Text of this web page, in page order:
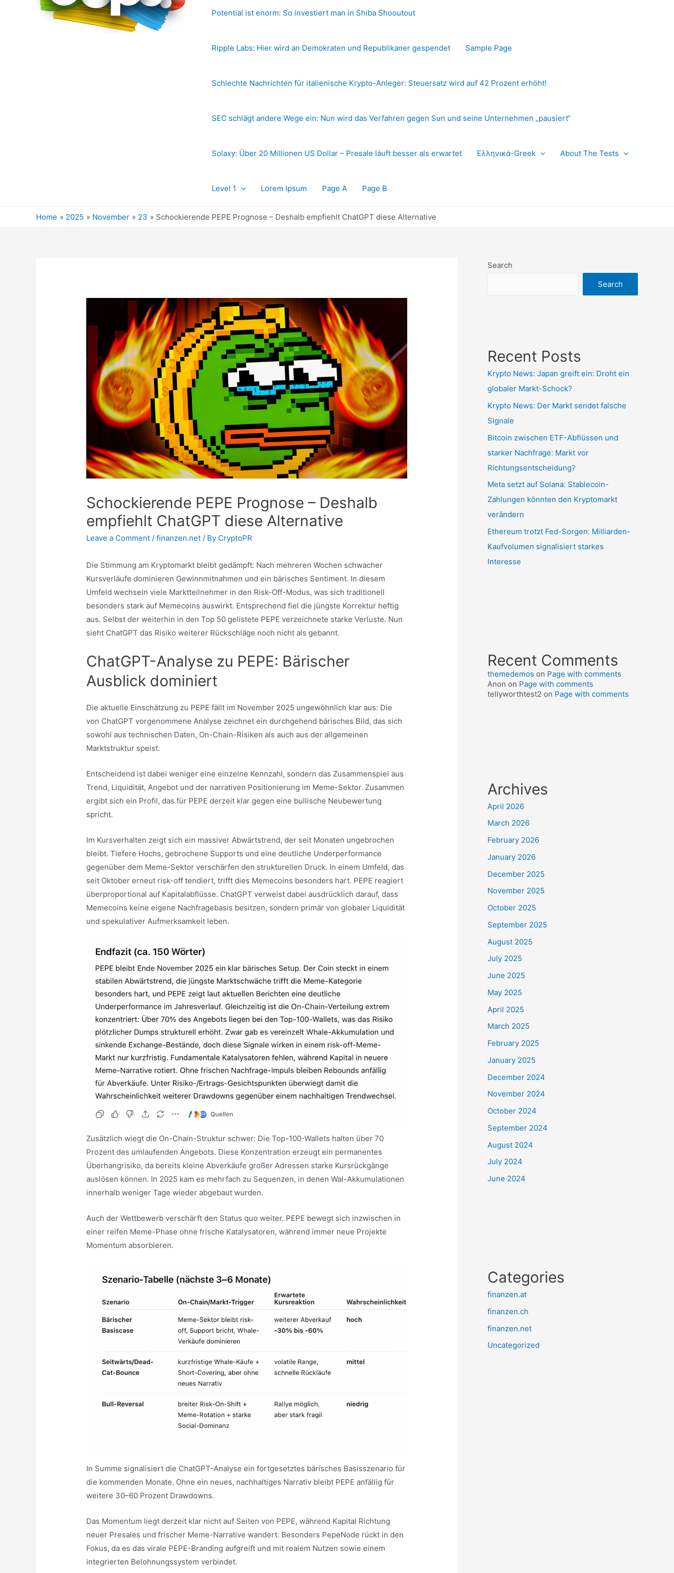
Potential ist enorm: So investiert man in Shiba Shooutout
Ripple Labs: Hier wird an Demokraten und Republikaner gespendet Sample Page
Schlechte Nachrichten für italienische Krypto-Anleger: Steuersatz wird auf 42 Prozent erhöht!
SEC schlägt andere Wege ein: Nun wird das Verfahren gegen Sun und seine Unternehmen „pausiert“
Solaxy: Über 20 Millionen US Dollar – Presale läuft besser als erwartet Ελληνικά-Greek About The Tests
Level 1 Lorem Ipsum Page A Page B
Home 2025 November 23 Schockierende PEPE Prognose – Deshalb empfiehlt ChatGPT diese Alternative
Schockierende PEPE Prognose – Deshalb
empfiehlt ChatGPT diese Alternative
Leave a Comment /finanzen.net / By CryptoPR
Die Stimmung am Kryptomarkt bleibt gedämpft: Nach mehreren Wochen schwacher
Kursverläufe dominieren Gewinnmitnahmen und ein bärisches Sentiment. In diesem
Umfeld wechseln viele Marktteilnehmer in den Risk-Off-Modus, was sich traditionell
besonders stark auf Memecoins auswirkt. Entsprechend fiel die jüngste Korrektur heftig
aus. Selbst der weiterhin in den Top 50 gelistete PEPE verzeichnete starke Verluste. Nun
sieht ChatGPT das Risiko weiterer Rückschläge noch nicht als gebannt.
ChatGPT-Analyse zu PEPE: Bärischer
Ausblick dominiert
Die aktuelle Einschätzung zu PEPE fällt im November 2025 ungewöhnlich klar aus: Die
von ChatGPT vorgenommene Analyse zeichnet ein durchgehend bärisches Bild, das sich
sowohl aus technischen Daten, On-Chain-Risiken als auch aus der allgemeinen
Marktstruktur speist.
Entscheidend ist dabei weniger eine einzelne Kennzahl, sondern das Zusammenspiel aus
Trend, Liquidität, Angebot und der narrativen Positionierung im Meme-Sektor. Zusammen
ergibt sich ein Profil, das für PEPE derzeit klar gegen eine bullische Neubewertung
spricht.
Im Kursverhalten zeigt sich ein massiver Abwärtstrend, der seit Monaten ungebrochen
bleibt. Tiefere Hochs, gebrochene Supports und eine deutliche Underperformance
gegenüber dem Meme-Sektor verschärfen den strukturellen Druck. In einem Umfeld, das
seit Oktober erneut risk-off tendiert, trifft dies Memecoins besonders hart. PEPE reagiert
überproportional auf Kapitalabflüsse. ChatGPT verweist dabei ausdrücklich darauf, dass
Memecoins keine eigene Nachfragebasis besitzen, sondern primär von globaler Liquidität
und spekulativer Aufmerksamkeit leben.
Zusätzlich wiegt die On-Chain-Struktur schwer: Die Top-100-Wallets halten über 70
Prozent des umlaufenden Angebots. Diese Konzentration erzeugt ein permanentes
Überhangrisiko, da bereits kleine Abverkäufe großer Adressen starke Kursrückgänge
auslösen können. In 2025 kam es mehrfach zu Sequenzen, in denen Wal-Akkumulationen
innerhalb weniger Tage wieder abgebaut wurden.
Auch der Wettbewerb verschärft den Status quo weiter. PEPE bewegt sich inzwischen in
einer reifen Meme-Phase ohne frische Katalysatoren, während immer neue Projekte
Momentum absorbieren.
In Summe signalisiert die ChatGPT-Analyse ein fortgesetztes bärisches Basisszenario für
die kommenden Monate. Ohne ein neues, nachhaltiges Narrativ bleibt PEPE anfällig für
weitere 30–60 Prozent Drawdowns.
Das Momentum liegt derzeit klar nicht auf Seiten von PEPE, während Kapital Richtung
neuer Presales und frischer Meme-Narrative wandert. Besonders PepeNode rückt in den
Fokus, da es das virale PEPE-Branding aufgreift und mit realem Nutzen sowie einem
integrierten Belohnungssystem verbindet.
Search
Search
Recent Posts
Krypto News: Japan greift ein: Droht ein
globaler Markt-Schock?
Krypto News: Der Markt sendet falsche
Signale
Bitcoin zwischen ETF-Abflüssen und
starker Nachfrage: Markt vor
Richtungsentscheidung?
Meta setzt auf Solana: Stablecoin-
Zahlungen könnten den Kryptomarkt
verändern
Ethereum trotzt Fed-Sorgen: Milliarden-
Kaufvolumen signalisiert starkes
Interesse
Recent Comments
themedemos on Page with comments
Anon on Page with comments
tellyworthtest2 on Page with comments
Archives
April 2026
March 2026
February 2026
January 2026
December 2025
November 2025
October 2025
September 2025
August 2025
July 2025
June 2025
May 2025
April 2025
March 2025
February 2025
January 2025
December 2024
November 2024
October 2024
September 2024
August 2024
July 2024
June 2024
Categories
finanzen.at
finanzen.ch
finanzen.net
Uncategorized